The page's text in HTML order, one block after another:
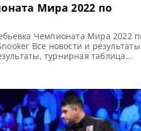
Мира 2022 по
Чемпионата Мира 2022
Все новости и результаты
турнирная таблица
Чемпионата Мира
Чемпион Марк Селби начнет
Джейми […]